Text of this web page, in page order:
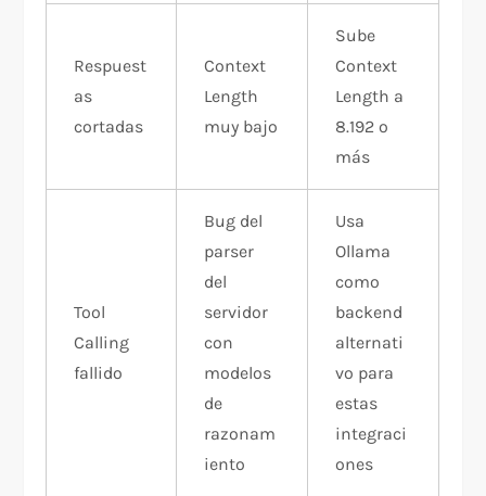
Respuest
as
cortadas
Context
Length
muy bajo
Sube
Context
Length a
8.192 o
más
Tool
Calling
fallido
Bug del
parser
del
servidor
con
modelos
de
razonam
iento
Usa
Ollama
como
backend
alternati
vo para
estas
integraci
ones